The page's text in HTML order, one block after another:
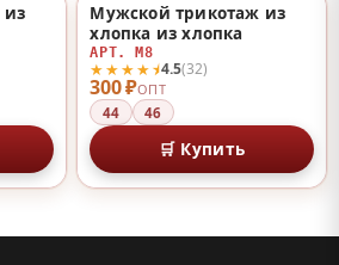
300 ₽ОПТ
★★★★⯨4.5(32)
Мужской трикотаж из
хлопка из хлопка
АРТ. М8
44 46
🛒 Купить